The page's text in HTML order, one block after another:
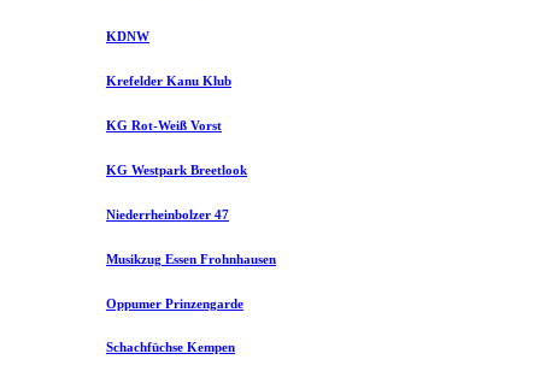
KDNW
Krefelder Kanu Klub
KG Rot-Weiß Vorst
KG Westpark Breetlook
Niederrheinbolzer 47
Musikzug Essen Frohnhausen
Oppumer Prinzengarde
Schachfüchse Kempen